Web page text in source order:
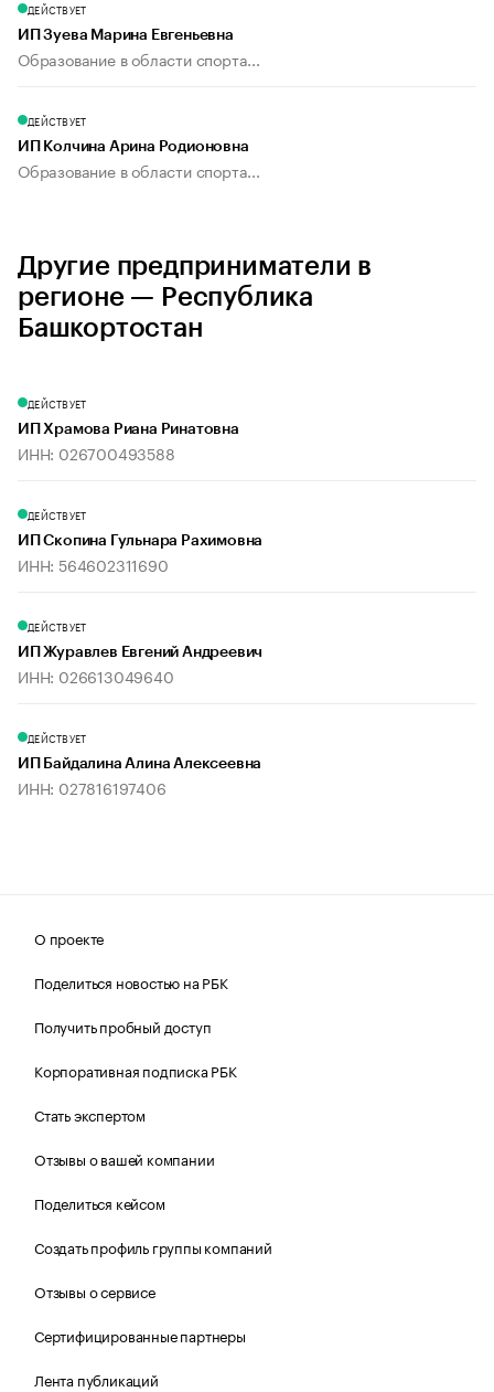
ДЕЙСТВУЕТ
ИП Зуева Марина Евгеньевна
Образование в области спорта...
ДЕЙСТВУЕТ
ИП Колчина Арина Родионовна
Образование в области спорта...
Другие предприниматели в
регионе — Республика
Башкортостан
ДЕЙСТВУЕТ
ИП Храмова Риана Ринатовна
ИНН: 026700493588
ДЕЙСТВУЕТ
ИП Скопина Гульнара Рахимовна
ИНН: 564602311690
ДЕЙСТВУЕТ
ИП Журавлев Евгений Андреевич
ИНН: 026613049640
ДЕЙСТВУЕТ
ИП Байдалина Алина Алексеевна
ИНН: 027816197406
О проекте
Поделиться новостью на РБК
Получить пробный доступ
Корпоративная подписка РБК
Стать экспертом
Отзывы о вашей компании
Поделиться кейсом
Создать профиль группы компаний
Отзывы о сервисе
Сертифицированные партнеры
Лента публикаций